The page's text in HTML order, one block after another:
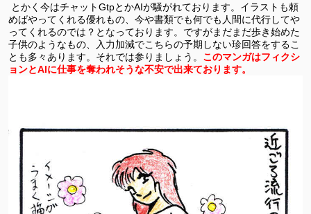
とかく今はチャットGtpとかAIが騒がれております。イラストも頼
めばやってくれる優れもの、今や書類でも何でも人間に代行してや
ってくれるのでは？となっております。ですがまだまだ歩き始めた
子供のようなもの、入力加減でこちらの予期しない珍回答をするこ
とも多々あります。それでは参りましょう。 このマンガはフィクシ
ョンとAIに仕事を奪われそうな不安で出来ております。